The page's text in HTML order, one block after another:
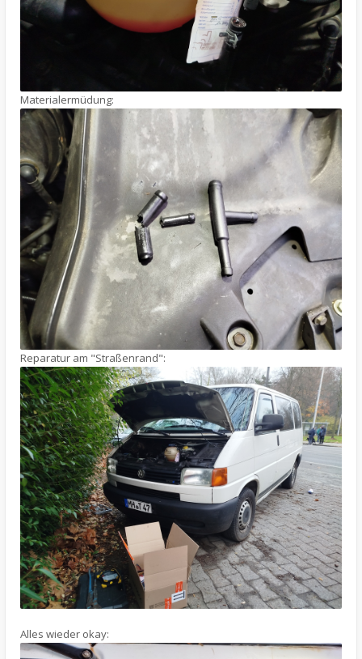
Materialermüdung:
Reparatur am "Straßenrand":
Alles wieder okay: